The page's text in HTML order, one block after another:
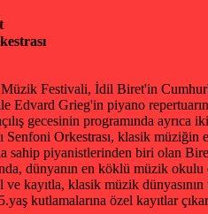
Festivali, İdil Biret'in
Edvard Grieg'in piyano
gecesinin programında
Orkestrası, klasik müziğin
sahip piyanistlerinden biri olan
dünyanın en köklü müzik
ve kayıtla, klasik müzik
kutlamalarına özel kayıtlar